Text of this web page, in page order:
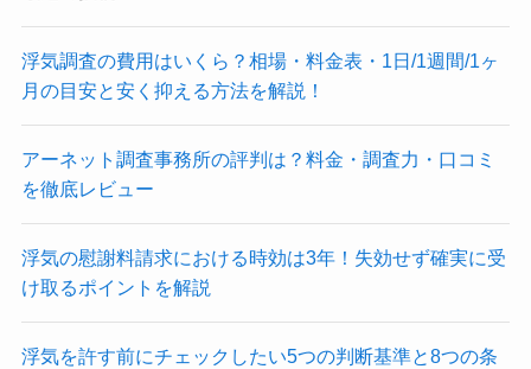
浮気調査の費用はいくら？相場・料金表・1日/1週間/1ヶ
月の目安と安く抑える方法を解説！
アーネット調査事務所の評判は？料金・調査力・口コミ
を徹底レビュー
浮気の慰謝料請求における時効は3年！失効せず確実に受
け取るポイントを解説
浮気を許す前にチェックしたい5つの判断基準と8つの条